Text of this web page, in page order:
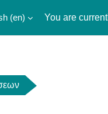
‎(en)‎ You are